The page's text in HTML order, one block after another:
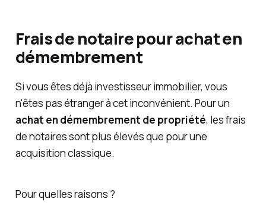
Frais de notaire pour achat en
démembrement
Si vous êtes déjà investisseur immobilier, vous
n'êtes pas étranger à cet inconvénient. Pour un
achat en démembrement de propriété, les frais
de notaires sont plus élevés que pour une
acquisition classique.
Pour quelles raisons ?